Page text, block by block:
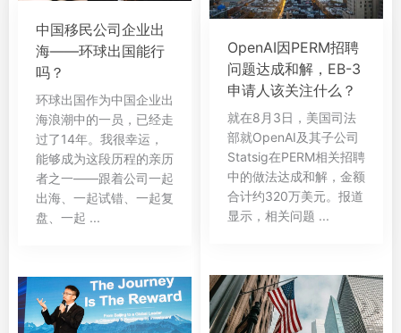
中国移民公司企业出
海——环球出国能行
吗？
环球出国作为中国企业出
海浪潮中的一员，已经走
过了14年。我很幸运，
能够成为这段历程的亲历
者之一——跟着公司一起
出海、一起试错、一起复
盘、一起 ...
OpenAI因PERM招聘
问题达成和解，EB-3
申请人该关注什么？
就在8月3日，美国司法
部就OpenAI及其子公司
Statsig在PERM相关招聘
中的做法达成和解，金额
合计约320万美元。报道
显示，相关问题 ...